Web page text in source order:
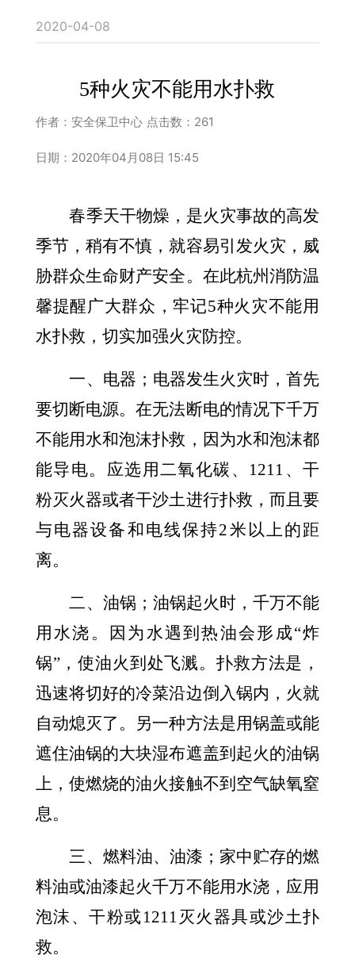
2020-04-08
5种火灾不能用水扑救
作者：安全保卫中心 点击数： 261
日期：2020年04月08日 15:45
春季天干物燥，是火灾事故的高发
季节，稍有不慎，就容易引发火灾，威
胁群众生命财产安全。在此杭州消防温
馨提醒广大群众，牢记5种火灾不能用
水扑救，切实加强火灾防控。
一、电器；电器发生火灾时，首先
要切断电源。在无法断电的情况下千万
不能用水和泡沫扑救，因为水和泡沫都
能导电。应选用二氧化碳、1211、干
粉灭火器或者干沙土进行扑救，而且要
与电器设备和电线保持2米以上的距
离。
二、油锅；油锅起火时，千万不能
用水浇。因为水遇到热油会形成“炸
锅”，使油火到处飞溅。扑救方法是，
迅速将切好的冷菜沿边倒入锅内，火就
自动熄灭了。另一种方法是用锅盖或能
遮住油锅的大块湿布遮盖到起火的油锅
上，使燃烧的油火接触不到空气缺氧窒
息。
三、燃料油、油漆；家中贮存的燃
料油或油漆起火千万不能用水浇，应用
泡沫、干粉或1211灭火器具或沙土扑
救。